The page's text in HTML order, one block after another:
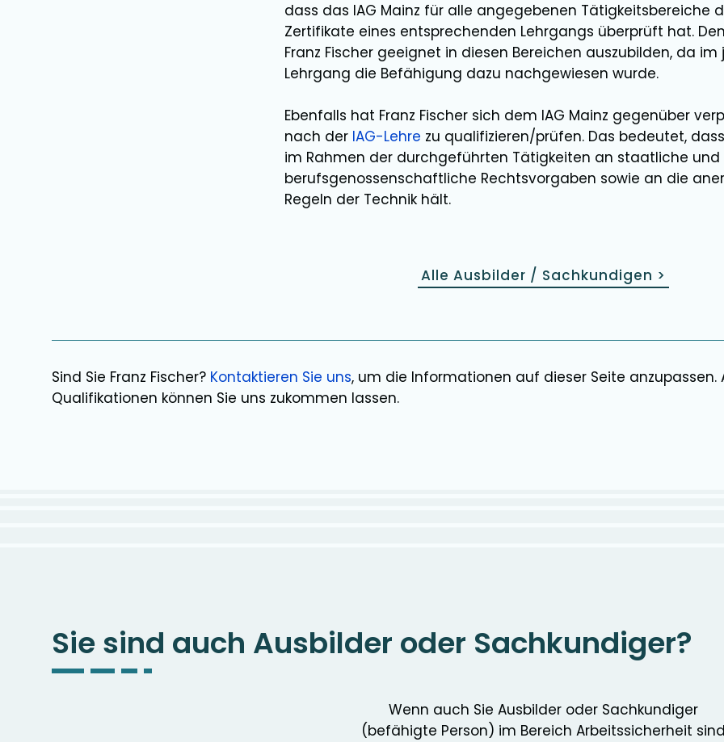
dass das IAG Mainz für alle angegebenen Tätigkeitsbereiche
Zertifikate eines entsprechenden Lehrgangs überprüft hat.
Franz Fischer geeignet in diesen Bereichen auszubilden, da im
Lehrgang die Befähigung dazu nachgewiesen wurde.
Ebenfalls hat Franz Fischer sich dem IAG Mainz gegenüber
nach der IAG-Lehre zu qualifizieren/prüfen. Das bedeutet,
im Rahmen der durchgeführten Tätigkeiten an staatliche und
berufsgenossenschaftliche Rechtsvorgaben sowie an die
Regeln der Technik hält.
Alle Ausbilder / Sachkundigen >
Sind Sie Franz Fischer? Kontaktieren Sie uns, um die Informationen auf dieser Seite
Qualifikationen können Sie uns zukommen lassen.
Sie sind auch Ausbilder oder Sachkundiger?
Wenn auch Sie Ausbilder oder Sachkundiger
(befähigte Person) im Bereich Arbeitssicherheit